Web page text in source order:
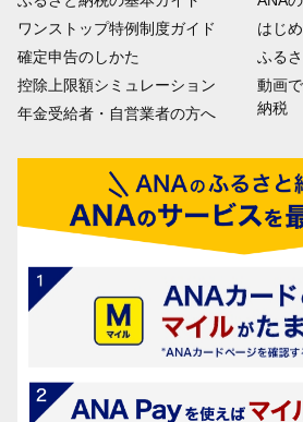
ワンストップ特例制度ガイド
確定申告のしかた
控除上限額シミュレーション
年金受給者・自営業者の方へ
はじ
ふる
動画
納税